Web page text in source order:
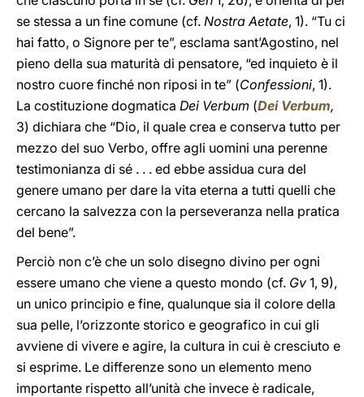
se stessa a un fine comune (cf. Nostra Aetate, 1). “Tu ci
hai fatto, o Signore per te”, esclama sant’Agostino, nel
pieno della sua maturità di pensatore, “ed inquieto è il
nostro cuore finché non riposi in te” (Confessioni, 1).
La costituzione dogmatica Dei Verbum (Dei Verbum,
3) dichiara che “Dio, il quale crea e conserva tutto per
mezzo del suo Verbo, offre agli uomini una perenne
testimonianza di sé . . . ed ebbe assidua cura del
genere umano per dare la vita eterna a tutti quelli che
cercano la salvezza con la perseveranza nella pratica
del bene”.
Perciò non c’è che un solo disegno divino per ogni
essere umano che viene a questo mondo (cf. Gv 1, 9),
un unico principio e fine, qualunque sia il colore della
sua pelle, l’orizzonte storico e geografico in cui gli
avviene di vivere e agire, la cultura in cui è cresciuto e
si esprime. Le differenze sono un elemento meno
importante rispetto all’unità che invece è radicale,